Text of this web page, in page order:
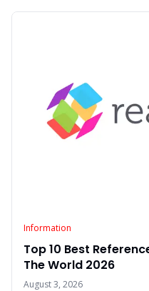
Information
Top 10 Best
The World 2026
August 3, 2026